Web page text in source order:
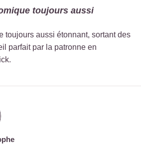
toujours aussi
toujours aussi étonnant, sortant des
parfait par la patronne en